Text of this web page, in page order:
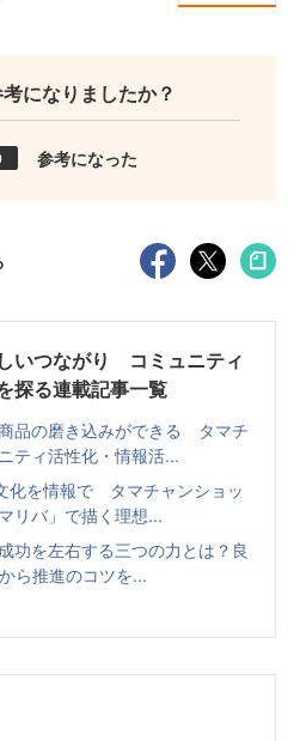
になりましたか？
参考になった
いつながり コミュニティ
探る連載記事一覧
品の磨き込みができる タマチ
ティ活性化・情報活...
化を情報で タマチャンショッ
リバ」で描く理想...
功を左右する三つの力とは？良
ら推進のコツを...